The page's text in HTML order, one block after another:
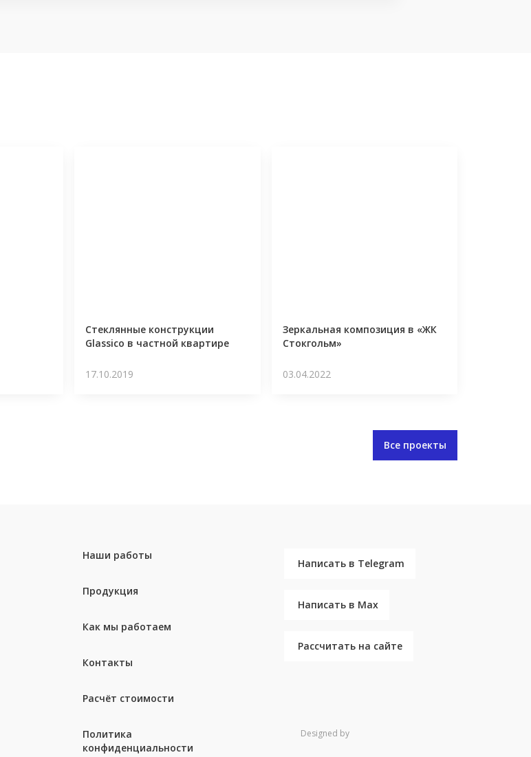
Стеклянные конструкции
Glassico в частной квартире
17.10.2019
Зеркальная композиция в «ЖК
Стокгольм»
03.04.2022
Все проекты
Наши работы
Продукция
Как мы работаем
Контакты
Расчёт стоимости
Политика
конфиденциальности
Написать в Telegram
Написать в Max
Рассчитать на сайте
Designed by